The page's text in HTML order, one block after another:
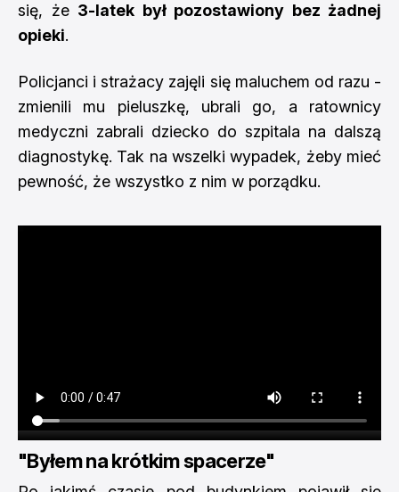
się, że 3-latek był pozostawiony bez żadnej
opieki.
Policjanci i strażacy zajęli się maluchem od razu -
zmienili mu pieluszkę, ubrali go, a ratownicy
medyczni zabrali dziecko do szpitala na dalszą
diagnostykę. Tak na wszelki wypadek, żeby mieć
pewność, że wszystko z nim w porządku.
"Byłem na krótkim spacerze"